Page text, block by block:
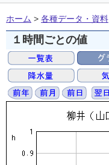
ホーム > 各種データ・資料
１時間ごとの値